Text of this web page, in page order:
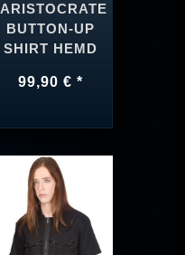
ARISTOCRATE
BUTTON-UP
SHIRT HEMD
99,90 € *